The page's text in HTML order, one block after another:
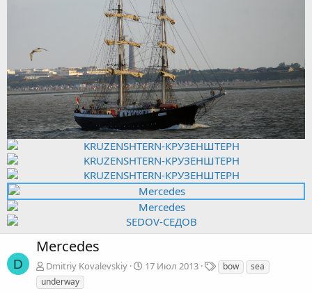
D
Mercedes
Dmitriy Kovalevskiy 17 Июл 2013
Т
е
bow
sea
underway